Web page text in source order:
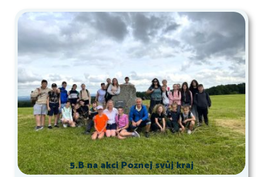
5.B na akci Poznej svůj kraj